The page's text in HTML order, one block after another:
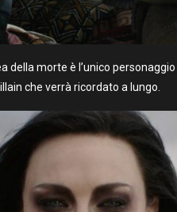
della morte è l’unico
che verrà ricordato a lungo.